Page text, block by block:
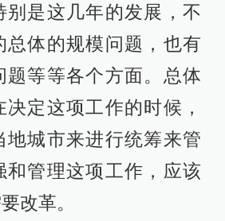
别是这几年的发展，不
总体的规模问题，也有
题等等各个方面。总体
定这项工作的时候，
地城市来进行统筹来管
和管理这项工作，应该
改革。